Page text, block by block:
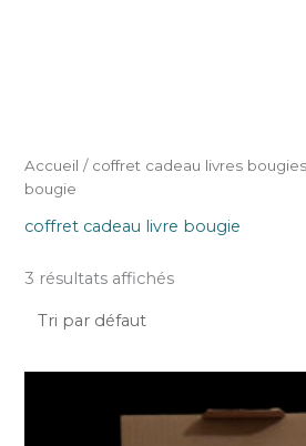
Accueil / coffret cadeau livres bougies
bougie
coffret cadeau livre bougie
3 résultats affichés